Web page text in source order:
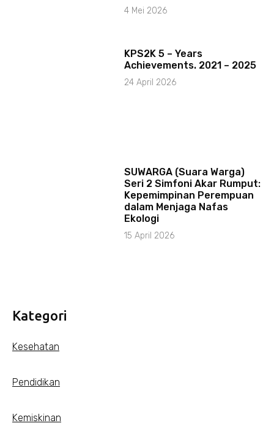
4 Mei 2026
KPS2K 5 – Years
Achievements. 2021 – 2025
24 April 2026
SUWARGA (Suara Warga)
Seri 2 Simfoni Akar Rumput:
Kepemimpinan Perempuan
dalam Menjaga Nafas
Ekologi
15 April 2026
Kategori
Kesehatan
Pendidikan
Kemiskinan